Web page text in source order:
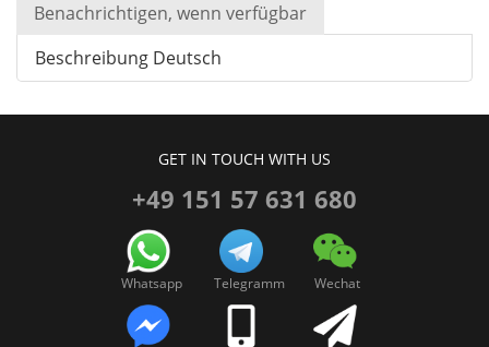
Benachrichtigen, wenn verfügbar
Beschreibung Deutsch
GET IN TOUCH WITH US
+49 151 57 631 680
Whatsapp Telegramm Wechat